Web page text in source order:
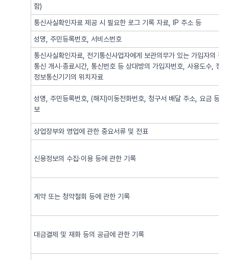
함)
통신사실확인자료 제공 시 필요한 로그 기록 자료, IP 주소 등
성명, 주민등록번호, 서비스번호
통신사실확인자료, 전기통신사업자에게 보관의무가 있는 가입자의 전
통신 개시·종료시간, 통신번호 등 상대방의 가입자번호, 사용도수, 정
정보통신기기의 위치자료
성명, 주민등록번호, (해지)이동전화번호, 청구서 배달 주소, 요금 등
보
상업장부와 영업에 관한 중요서류 및 전표
신용정보의 수집·이용 등에 관한 기록
계약 또는 청약철회 등에 관한 기록
대금결제 및 재화 등의 공급에 관한 기록